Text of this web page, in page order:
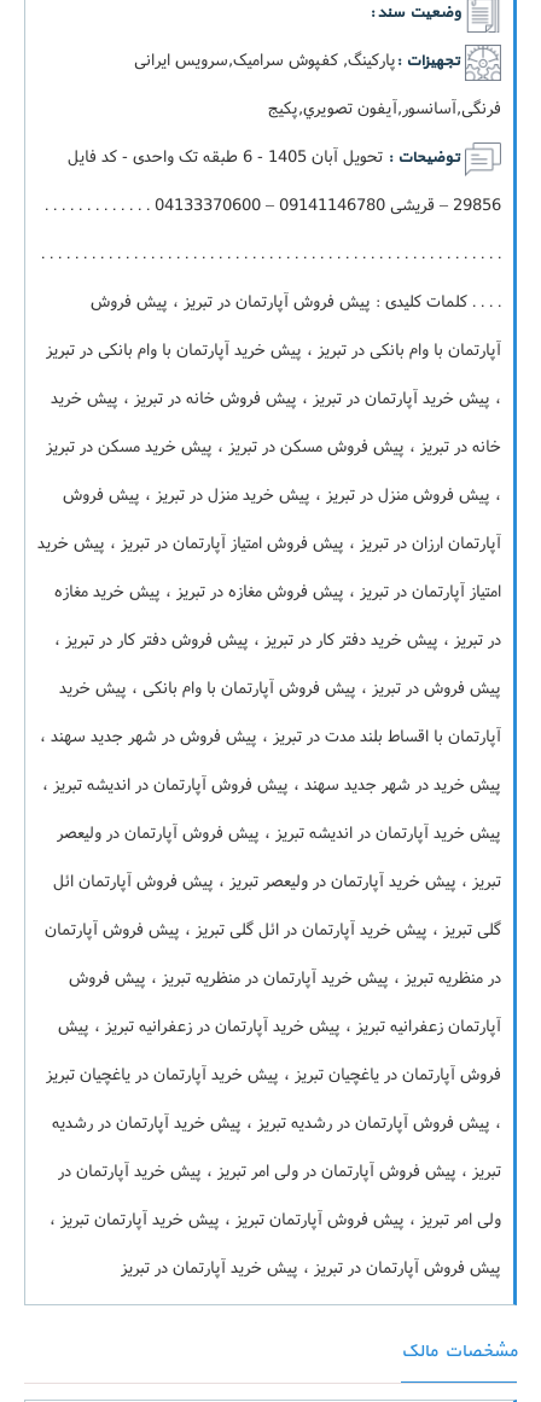
وضعیت سند :
تجهیزات :پارکینگ, کفپوش سرامیک,سرویس ایرانی
فرنگی,آسانسور,آيفون تصويري,پکيج
توضیحات :
تحویل آبان 1405 - 6 طبقه تک واحدی - کد فایل
29856 – قریشی 09141146780 – 04133370600 . . . . . . . . . . . . .
. . . . . . . . . . . . . . . . . . . . . . . . . . . . . . . . . . . . . . . . . . . . . . . . . . . . . . .
. . . . کلمات کلیدی : پیش فروش آپارتمان در تبریز ، پیش فروش
آپارتمان با وام بانکی در تبریز ، پیش خرید آپارتمان با وام بانکی در تبریز
، پیش خرید آپارتمان در تبریز ، پیش فروش خانه در تبریز ، پیش خرید
خانه در تبریز ، پیش فروش مسکن در تبریز ، پیش خرید مسکن در تبریز
، پیش فروش منزل در تبریز ، پیش خرید منزل در تبریز ، پیش فروش
آپارتمان ارزان در تبریز ، پیش فروش امتیاز آپارتمان در تبریز ، پیش خرید
امتیاز آپارتمان در تبریز ، پیش فروش مغازه در تبریز ، پیش خرید مغازه
در تبریز ، پیش خرید دفتر کار در تبریز ، پیش فروش دفتر کار در تبریز ،
پیش فروش در تبریز ، پیش فروش آپارتمان با وام بانکی ، پیش خرید
آپارتمان با اقساط بلند مدت در تبریز ، پیش فروش در شهر جدید سهند ،
پیش خرید در شهر جدید سهند ، پیش فروش آپارتمان در اندیشه تبریز ،
پیش خرید آپارتمان در اندیشه تبریز ، پیش فروش آپارتمان در ولیعصر
تبریز ، پیش خرید آپارتمان در ولیعصر تبریز ، پیش فروش آپارتمان ائل
گلی تبریز ، پیش خرید آپارتمان در ائل گلی تبریز ، پیش فروش آپارتمان
در منظریه تبریز ، پیش خرید آپارتمان در منظریه تبریز ، پیش فروش
آپارتمان زعفرانیه تبریز ، پیش خرید آپارتمان در زعفرانیه تبریز ، پیش
فروش آپارتمان در یاغچیان تبریز ، پیش خرید آپارتمان در یاغچیان تبریز
، پیش فروش آپارتمان در رشدیه تبریز ، پیش خرید آپارتمان در رشدیه
تبریز ، پیش فروش آپارتمان در ولی امر تبریز ، پیش خرید آپارتمان در
ولی امر تبریز ، پیش فروش آپارتمان تبریز ، پیش خرید آپارتمان تبریز ،
پیش فروش آپارتمان در تبریز ، پیش خرید آپارتمان در تبریز
مشخصات مالک